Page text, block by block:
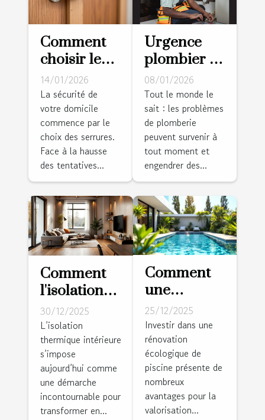
Comment
choisir les
meilleures
serrures
anti-
effraction
pour votre
domicile ?
14/01/2026
La sécurité de
votre domicile
commence par le
choix des serrures.
Face à la hausse
des tentatives...
Urgence
plombier : à
Strasbourg,
les
habitants
font appel à
Hydro
Energie !
08/01/2026
Tout le monde le
sait : les problèmes
de plomberie
peuvent survenir à
tout moment et
engendrer des...
Comment
l'isolation
thermique
intérieure
peut-elle
transformer
votre
maison ?
30/12/2025
L’isolation
thermique intérieure
s’impose
aujourd’hui comme
une démarche
incontournable pour
transformer en...
Comment
une
rénovation
écologique
de piscine
peut
valoriser
votre
propriété?
25/12/2025
Investir dans une
rénovation
écologique de
piscine présente de
nombreux
avantages pour la
valorisation...